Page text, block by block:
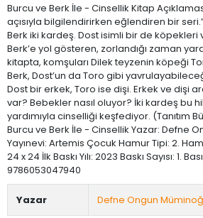
Burcu ve Berk İle - Cinsellik Kitap
açısıyla bilgilendirirken eğlendiren bir
Berk iki kardeş. Dost isimli bir de köpekleri
Berk’e yol gösteren, zorlandığı zaman
kitapta, komşuları Dilek teyzenin köpeği
Berk, Dost’un da Toro gibi
Dost bir erkek, Toro ise dişi. Erkek ve dişi
var? Bebekler nasıl oluyor? İki kardeş bu
yardımıyla cinselliği keşfediyor. (Tanıtım
Burcu ve Berk İle - Cinsellik Yazar: Defne
Yayınevi: Artemis Çocuk Hamur Tipi: 2.
24 x 24 İlk Baskı Yılı: 2023 Baskı Sayısı: 1.
9786053047940
Yazar Defne Ongun